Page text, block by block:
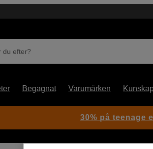
du efter?
Begagnat Varumärken
30% på teenage